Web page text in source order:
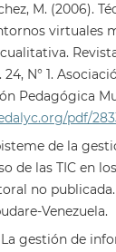
M. (2006).
virtuales
24, N° 1.
Pedagógica
pdf/
de la
de las TIC en
no
Venezuela.
La gestión de